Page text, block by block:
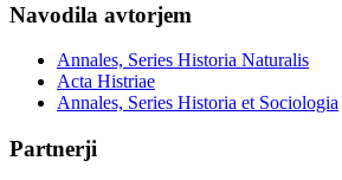
Navodila avtorjem
Annales, Series Historia Naturalis
Acta Histriae
Annales, Series Historia et Sociologia
Partnerji